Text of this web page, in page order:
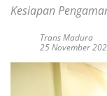
Kesiapan
Trans Madura
25 November